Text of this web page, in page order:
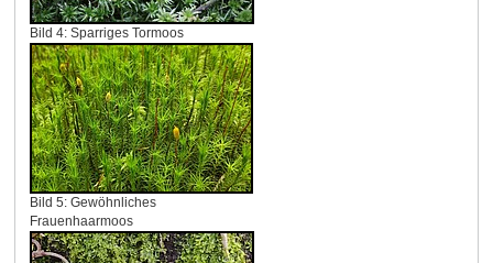
Bild 4: Sparriges Tormoos
Bild 5: Gewöhnliches
Frauenhaarmoos